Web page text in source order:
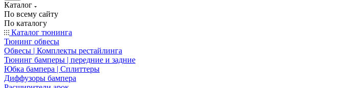
Каталог
По всему сайту
По каталогу
Каталог тюнинга
Тюнинг обвесы
Обвесы | Комплекты рестайлинга
Тюнинг бамперы | передние и задние
Юбка бампера | Сплиттеры
Диффузоры бампера